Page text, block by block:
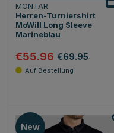
MONTAR
Herren-Turniershirt
MoWill Long Sleeve
Marineblau
€55.96 €69.95
New